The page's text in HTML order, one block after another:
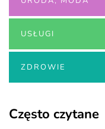
USŁUGI
ZDROWIE
Często czytane